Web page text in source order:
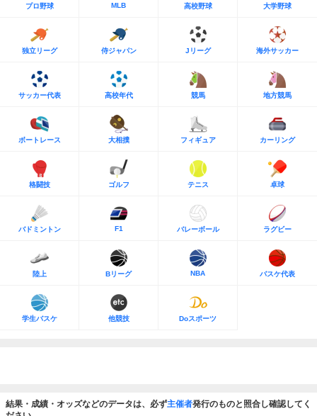
プロ野球 MLB 高校野球 大学野球
独立リーグ 侍ジャパン Jリーグ 海外サッカー
サッカー代表 高校年代 競馬 地方競馬
ボートレース 大相撲 フィギュア カーリング
格闘技 ゴルフ テニス 卓球
バドミントン F1 バレーボール ラグビー
陸上 Bリーグ NBA バスケ代表
学生バスケ 他競技 Doスポーツ
結果・成績・オッズなどのデータは、必ず主催者発行のものと照合し確認してく